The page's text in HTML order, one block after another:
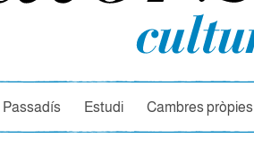
Passadís Estudi Cambres pròpies